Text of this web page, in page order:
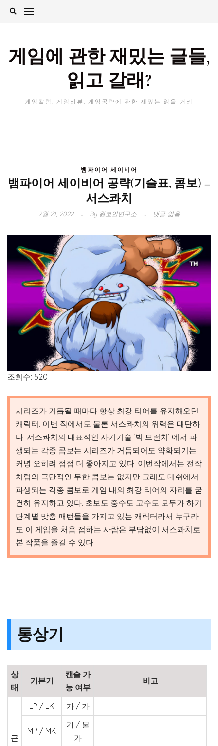
Skip
게임에 관한 재밌는 글들,
읽고 갈래?
게임칼럼, 게임리뷰, 게임공략에 관한 재밌는 읽을 거리
뱀파이어 세이비어
뱀파이어 세이비어 공략(기술표, 콤보) –
서스콰치
7월 21, 2022 By원코인연구소 댓글 없음
조회수: 520
시리즈가 거듭될 때마다 항상 최강 티어를 유지해오던
캐릭터. 이번 작에서도 물론 서스콰치의 위력은 대단하
다. 서스콰치의 대표적인 사기기술 ‘빅 브런치’ 에서 파
생되는 각종 콤보는 시리즈가 거듭되어도 약화되기는
커녕 오히려 점점 더 좋아지고 있다. 이번작에서는 전작
처럼의 극단적인 무한 콤보는 없지만 그래도 대쉬에서
파생되는 각종 콤보로 게임 내의 최강 티어의 자리를 굳
건히 유지하고 있다. 초보도 중수도 고수도 모두가 하기
단계별 맞춤 패턴들을 가지고 있는 캐릭터라서 누구라
도 이 게임을 처음 접하는 사람은 부담없이 서스콰치로
본 작품을 즐길 수 있다.
통상기
상
태
기본기
캔슬 가
능 여부
비고
근
LP / LK 가 / 가
MP / MK
가 / 불
가